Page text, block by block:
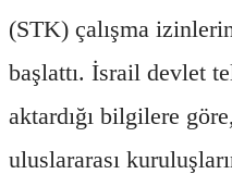
(STK) çalışma
başlattı. İsrail devlet
aktardığı bilgilere
uluslararası